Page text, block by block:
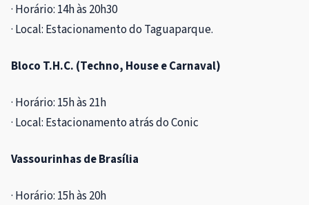
· Horário: 14h às 20h30
· Local: Estacionamento do Taguaparque.
Bloco T.H.C. (Techno, House e Carnaval)
· Horário: 15h às 21h
· Local: Estacionamento atrás do Conic
Vassourinhas de Brasília
· Horário: 15h às 20h